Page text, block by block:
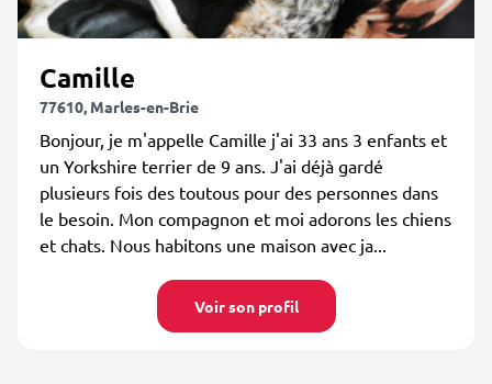
Camille
77610, Marles-en-Brie
Bonjour, je m'appelle Camille j'ai 33 ans 3 enfants et
un Yorkshire terrier de 9 ans. J'ai déjà gardé
plusieurs fois des toutous pour des personnes dans
le besoin. Mon compagnon et moi adorons les chiens
et chats. Nous habitons une maison avec ja...
Voir son profil